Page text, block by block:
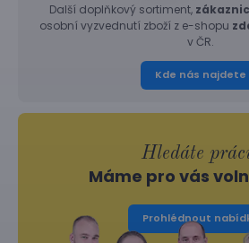
Další doplňkový sortiment,
osobní vyzvednutí zboží z e-shopu
v ČR.
Kde nás najdete
Hledáte
Máme pro vás
Prohlédnout